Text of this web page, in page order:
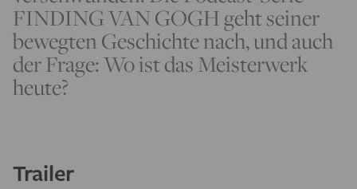
FINDING VAN GOGH geht seiner
bewegten Geschichte nach, und auch
der Frage: Wo ist das Meisterwerk
heute?
Trailer